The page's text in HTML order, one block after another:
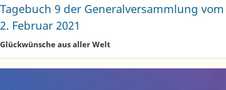
Tagebuch 9 der Generalversammlung vom
2. Februar 2021
Glückwünsche aus aller Welt